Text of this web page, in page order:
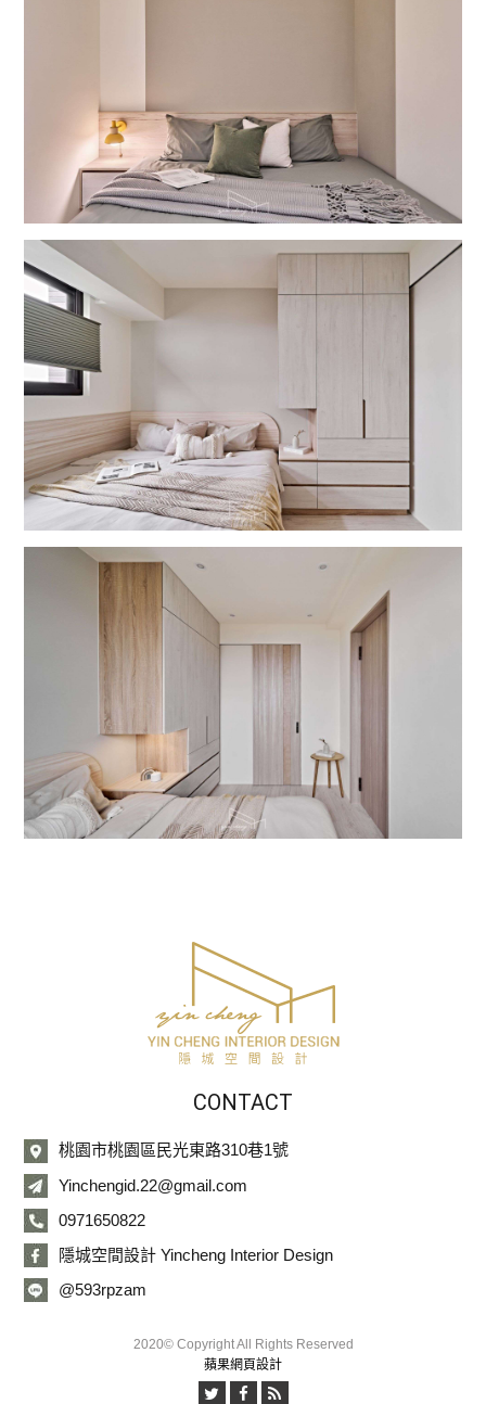
CONTACT
桃園市桃園區民光東路310巷1號
Yinchengid.22@gmail.com
0971650822
隱城空間設計 Yincheng Interior Design
@593rpzam
2020© Copyright All Rights Reserved
蘋果網頁設計